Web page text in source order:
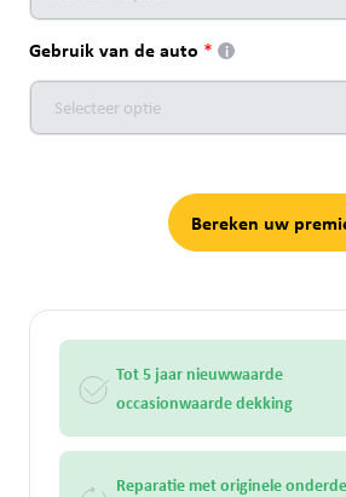
Gebruik van de auto i
Bereken uw
Tot 5 jaar nieuwwaarde
occasionwaarde dekking
Reparatie met originele